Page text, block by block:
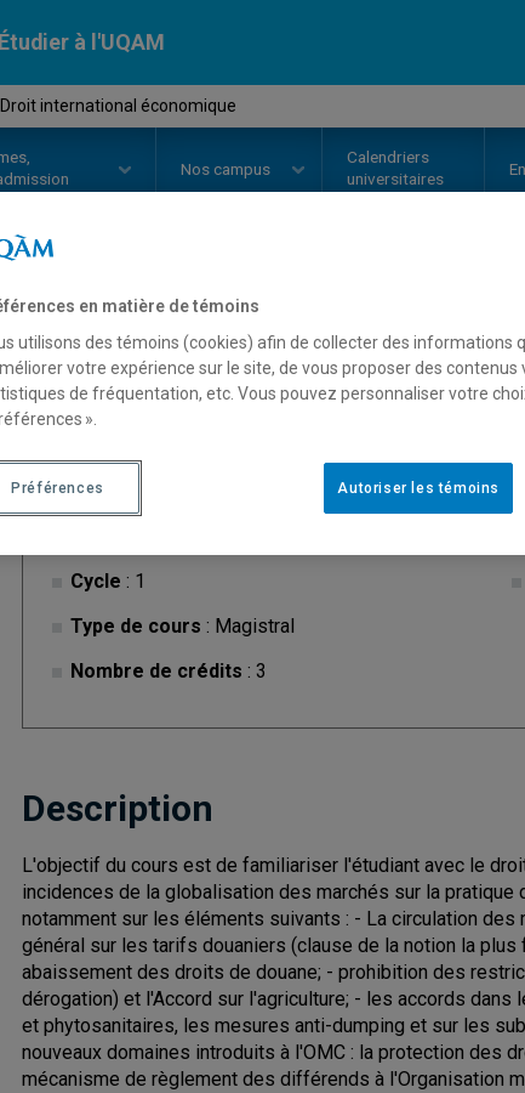
Étudier à l'UQAM
international économique
Nos campus
Calendriers
universitaires
COURS// JUR6603 Droit
Description
Cycle : 1
Type de cours : Magistral
Nombre de crédits : 3
Description
L'objectif du cours est de familiariser l'étudiant avec le
incidences de la globalisation des marchés sur la pratique
notamment sur les éléments suivants : - La circulation
général sur les tarifs douaniers (clause de la notion la
abaissement des droits de douane; - prohibition des
dérogation) et l'Accord sur l'agriculture; - les accords
et phytosanitaires, les mesures anti-dumping et sur les
nouveaux domaines introduits à l'OMC : la protection des
mécanisme de règlement des différends à l'Organisation
en matière de témoins
utilisons des témoins (cookies) afin de collecter des informations
votre expérience sur le site, de vous proposer des contenus
de fréquentation, etc. Vous pouvez personnaliser votre
».
Autoriser les témoins
Préférences